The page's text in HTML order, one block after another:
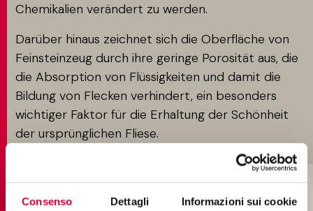
Consenso Dettagli Informazioni sui cookie
Chemikalien verändert zu werden.
Darüber hinaus zeichnet sich die Oberfläche von
Feinsteinzeug durch ihre geringe Porosität aus, die
die Absorption von Flüssigkeiten und damit die
Bildung von Flecken verhindert, ein besonders
wichtiger Faktor für die Erhaltung der Schönheit
der ursprünglichen Fliese.